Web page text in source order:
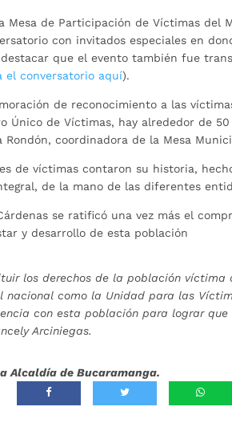
Mesa de Participación de Víctimas del
con invitados especiales en
que el evento también fue
el conversatorio aquí).
de reconocimiento a las
Único de Víctimas, hay alrededor de
Rondón, coordinadora de la Mesa
de víctimas contaron su historia,
de la mano de las diferentes
se ratificó una vez más el
y desarrollo de esta población
los derechos de la población
nacional como la Unidad para las
con esta población para lograr
Arciniegas.
Alcaldía de Bucaramanga.